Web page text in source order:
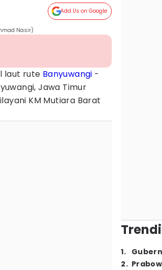
Add Us on Google
Nasir)
laut rute Banyuwangi -
Jawa Timur
KM Mutiara Barat
1.
2.